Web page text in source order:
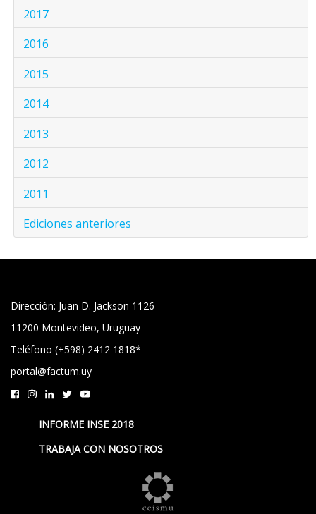
2017
2016
2015
2014
2013
2012
2011
Ediciones anteriores
Dirección: Juan D. Jackson 1126
11200 Montevideo, Uruguay
Teléfono (+598) 2412 1818*
portal@factum.uy
INFORME INSE 2018
TRABAJA CON NOSOTROS